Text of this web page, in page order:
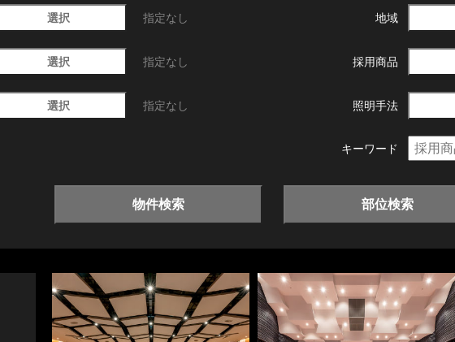
選択 指定なし 地域
選択 指定なし 採用商品
選択 指定なし 照明手法
キーワード
物件検索 部位検索